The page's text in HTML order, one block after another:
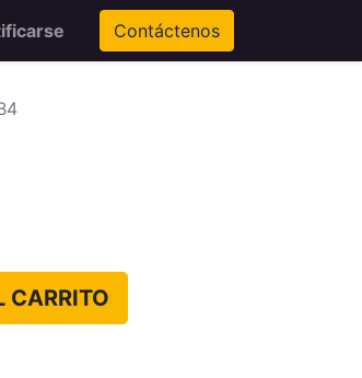
Contáctenos
CARRITO